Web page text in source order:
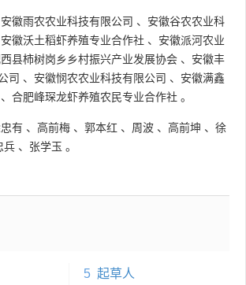
安徽雨农农业科技有限公司 、 安徽谷农农业科
安徽沃土稻虾养殖专业合作社 、 安徽派河农业
县柿树岗乡乡村振兴产业发展协会 、 安徽丰
司 、 安徽悯农农业科技有限公司 、 安徽满鑫
、 合肥峰琛龙虾养殖农民专业合作社 。
有 、 高前梅 、 郭本红 、 周波 、 高前坤 、 徐
兵 、 张学玉 。
5 起草人